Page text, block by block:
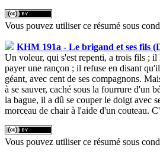
Vous pouvez utiliser ce résumé sous
KHM 191a - Le brigand et ses fils
Un voleur, qui s'est repenti, a trois fils ; il
payer une rançon ; il refuse en disant
géant, avec cent de ses compagnons.
à se sauver, caché sous la fourrure d'un
la bague, il a dû se couper le doigt avec
morceau de chair à l'aide d'un couteau.
Vous pouvez utiliser ce résumé sous